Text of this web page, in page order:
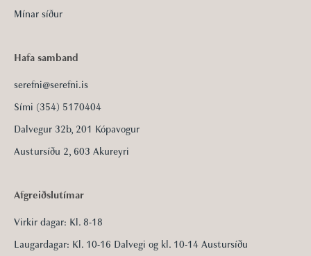
Mínar síður
Hafa samband
serefni@serefni.is
Sími (354) 5170404
Dalvegur 32b, 201 Kópavogur
Austursíðu 2, 603 Akureyri
Afgreiðslutímar
Virkir dagar: Kl. 8-18
Laugardagar: Kl. 10-16 Dalvegi og kl. 10-14 Austursíðu